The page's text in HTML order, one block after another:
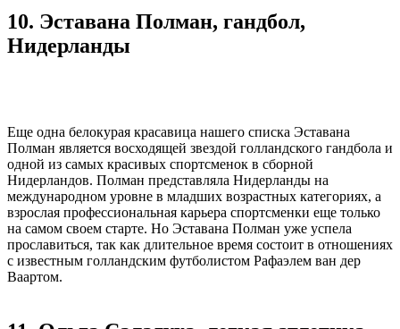
10. Эставана Полман, гандбол,
Нидерланды
Еще одна белокурая красавица нашего списка Эставана
Полман является восходящей звездой голландского гандбола и
одной из самых красивых спортсменок в сборной
Нидерландов. Полман представляла Нидерланды на
международном уровне в младших возрастных категориях, а
взрослая профессиональная карьера спортсменки еще только
на самом своем старте. Но Эставана Полман уже успела
прославиться, так как длительное время состоит в отношениях
с известным голландским футболистом Рафаэлем ван дер
Ваартом.